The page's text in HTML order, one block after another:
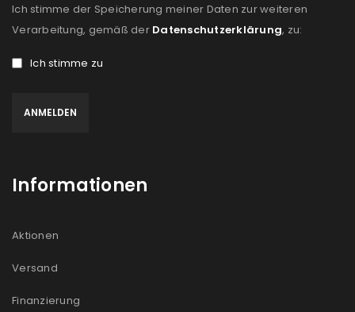
Ich stimme der Speicherung meiner Daten zur weiteren
Verarbeitung, gemäß der Datenschutzerklärung, zu:
Ich stimme zu
Informationen
Aktionen
Versand
Finanzierung